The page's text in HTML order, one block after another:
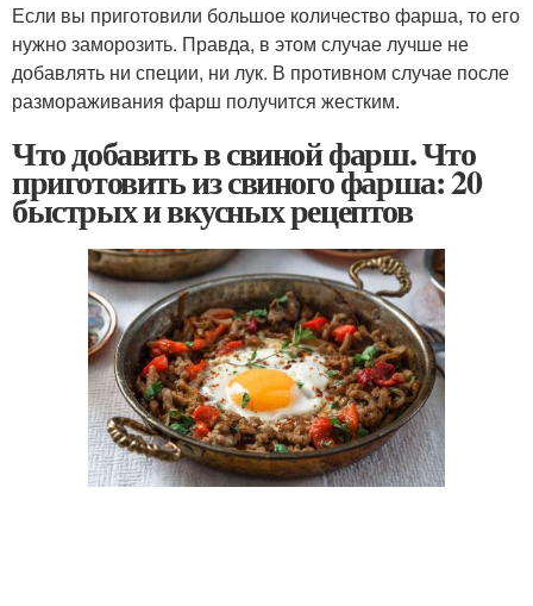
Если вы приготовили большое количество фарша, то его
нужно заморозить. Правда, в этом случае лучше не
добавлять ни специи, ни лук. В противном случае после
размораживания фарш получится жестким.
Что добавить в свиной фарш. Что
приготовить из свиного фарша: 20
быстрых и вкусных рецептов